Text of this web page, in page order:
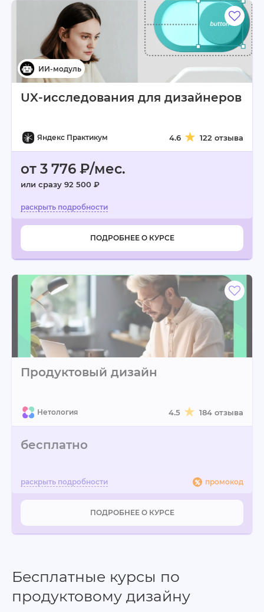
UX-исследования для дизайнеров
Яндекс Практикум 4.6 122 отзыва
от 3 776 ₽/мес.
или сразу 92 500 ₽
ПОДРОБНЕЕ О КУРСЕ
Продуктовый дизайн
Нетология 4.5 184 отзыва
бесплатно
промокод
ПОДРОБНЕЕ О КУРСЕ
Бесплатные курсы по
продуктовому дизайну